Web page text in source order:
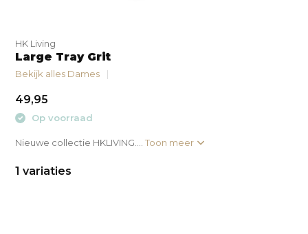
HK Living
Large Tray Grit
Bekijk alles Dames
49,95
Op voorraad
Nieuwe collectie HKLIVING....Toon meer
1 variaties